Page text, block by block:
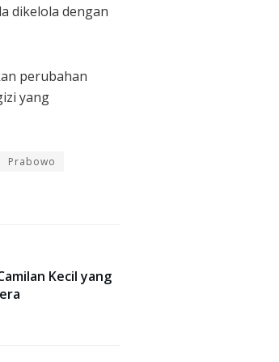
dikelola dengan
perubahan
yang
Prabowo
Kecil yang